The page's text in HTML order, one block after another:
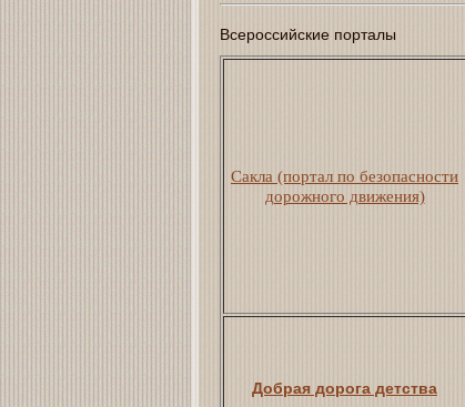
Всероссийские порталы
Сакла (портал по безопасности
дорожного движения)
Добрая дорога детства